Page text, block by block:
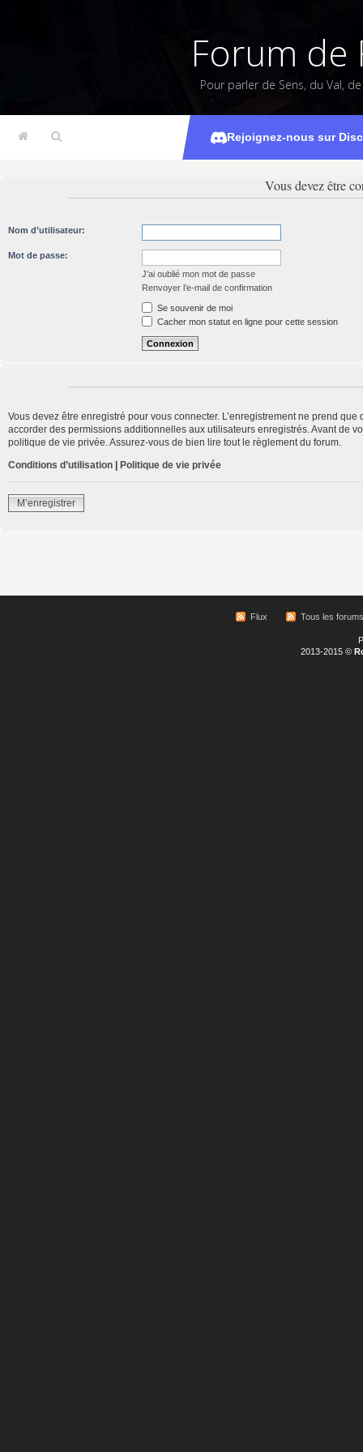
Forum de
Pour parler de Sens, du Val,
Rejoignez-nous sur
Vous devez être
Nom d’utilisateur:
Mot de passe:
J’ai oublié mon mot de passe
Renvoyer l’e-mail de confirmation
Se souvenir de moi
Cacher mon statut en ligne pour cette session
Vous devez être enregistré pour vous connecter. L’enregistrement ne prend
accorder des permissions additionnelles aux utilisateurs enregistrés. Avant de
politique de vie privée. Assurez-vous de bien lire tout le règlement du forum.
Conditions d’utilisation
Politique de vie privée
M’enregistrer
Flux Tous les forums
2013-2015 ©